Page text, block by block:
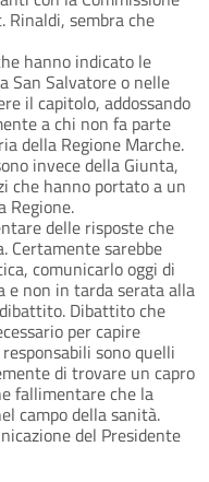
Rinaldi, sembra che
hanno indicato le
San Salvatore o nelle
il capitolo, addossando
a chi non fa parte
della Regione Marche.
invece della Giunta,
che hanno portato a un
Regione.
delle risposte che
Certamente sarebbe
comunicarlo oggi di
e non in tarda serata alla
Dibattito che
per capire
sono quelli
di trovare un capro
fallimentare che la
campo della sanità.
del Presidente